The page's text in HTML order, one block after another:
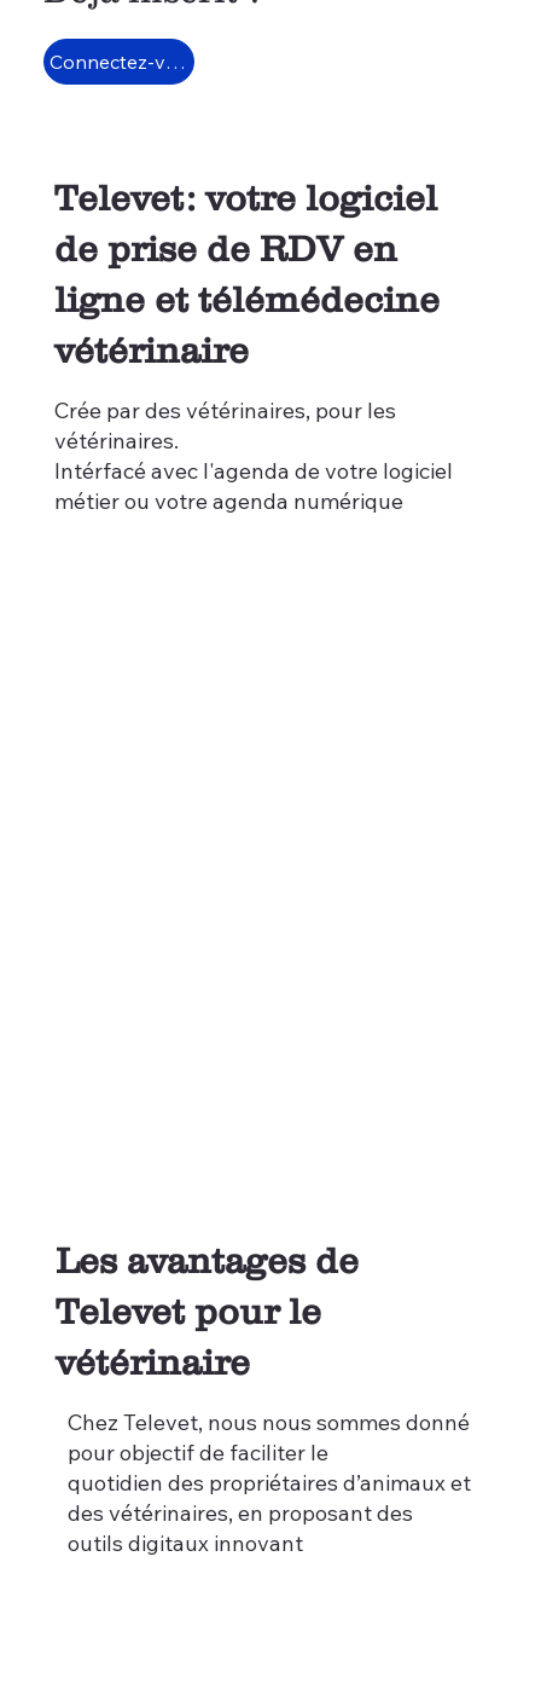
Televet: votre logiciel
de prise de RDV en
ligne et télémédecine
vétérinaire
Crée par des vétérinaires, pour les
vétérinaires.
Intérfacé avec l'agenda de votre logiciel
métier ou votre agenda numérique
Les avantages de
Televet pour le
vétérinaire
Chez Televet, nous nous sommes donné
pour objectif de faciliter le
quotidien des propriétaires d’animaux et
des vétérinaires, en proposant des
outils digitaux innovant
Connectez-vous